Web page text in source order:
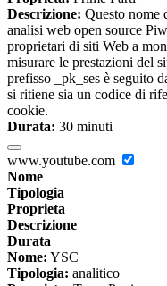
Descrizione: Questo nome
analisi web open source
proprietari di siti Web a
misurare le prestazioni del
prefisso _pk_ses è seguito
si ritiene sia un codice di
cookie.
Durata: 30 minuti
www.youtube.com
Nome
Tipologia
Proprieta
Descrizione
Durata
Nome: YSC
Tipologia: analitico